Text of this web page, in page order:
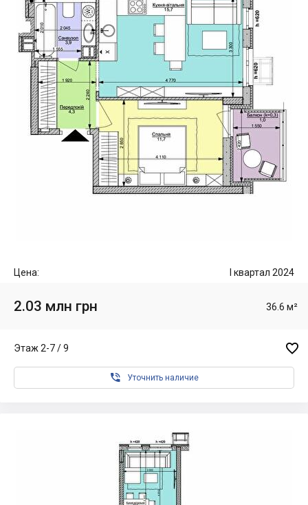
Цена: I квартал 2024
2.03 млн грн 36.6 м²
Этаж 2-7 / 9 
 Уточнить наличие